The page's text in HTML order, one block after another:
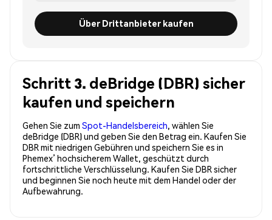
Über Drittanbieter kaufen
Schritt 3. deBridge (DBR) sicher
kaufen und speichern
Gehen Sie zum Spot-Handelsbereich, wählen Sie
deBridge (DBR) und geben Sie den Betrag ein. Kaufen Sie
DBR mit niedrigen Gebühren und speichern Sie es in
Phemex’ hochsicherem Wallet, geschützt durch
fortschrittliche Verschlüsselung. Kaufen Sie DBR sicher
und beginnen Sie noch heute mit dem Handel oder der
Aufbewahrung.